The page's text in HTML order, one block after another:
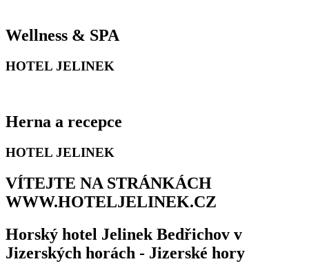
Wellness & SPA
HOTEL JELINEK
Herna a recepce
HOTEL JELINEK
VÍTEJTE NA STRÁNKÁCH
WWW.HOTELJELINEK.CZ
Horský hotel Jelinek Bedřichov v
Jizerských horách - Jizerské hory